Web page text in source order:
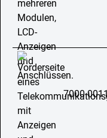
7000